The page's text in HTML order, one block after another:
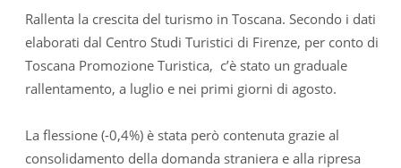
Rallenta la crescita del turismo in Toscana. Secondo i dati
elaborati dal Centro Studi Turistici di Firenze, per conto di
Toscana Promozione Turistica, c’è stato un graduale
rallentamento, a luglio e nei primi giorni di agosto.
La flessione (-0,4%) è stata però contenuta grazie al
consolidamento della domanda straniera e alla ripresa